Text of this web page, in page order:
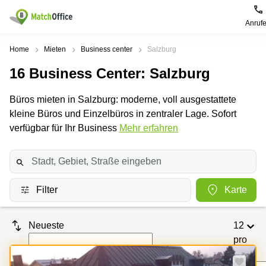
Mieten / Vermieten
Produktseiten
Büro
mieten
Business
Coworking
Seminarraum
Virtual
Beliebte
Büro
mieten
Wien
Coworking
Space
Wien
Seminarraum
Wien
Geschäftsadresse
Büro
Beliebte
Tuchlauben
7A
Ungar-
Platz 2
Ausstellungsstraße
50
11
Margaretenstraße
70
Hilfe
Über uns
Preis
Anmelden
Home Mieten Business center Salzburg
16 Business Center: Salzburg
Büros mieten in Salzburg: moderne, voll ausgestattete
kleine Büros und Einzelbüros in zentraler Lage. Sofort
verfügbar für Ihr Business Mehr erfahren
Filter Karte
Neueste
12
pro
Seite